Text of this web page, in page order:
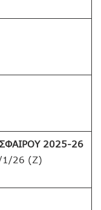
2025-26
1/26 (Z)